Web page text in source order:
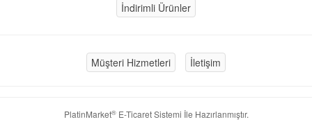
İndirimli Ürünler
Müşteri Hizmetleri İletişim
PlatinMarket®E-Ticaret Sistemi İle Hazırlanmıştır.